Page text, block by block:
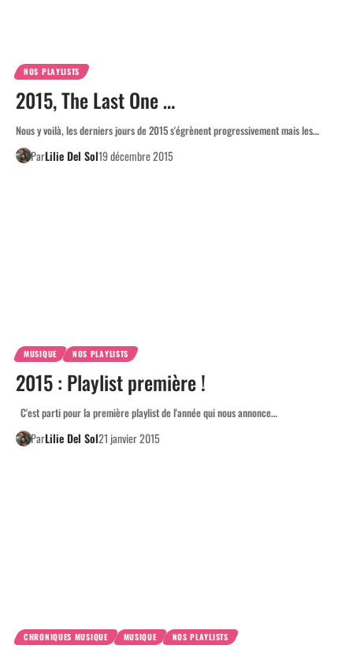
NOS PLAYLISTS
2015, The Last One …
Nous y voilà, les derniers jours de 2015 s'égrènent progressivement mais les…
ParLilie Del Sol19 décembre 2015
MUSIQUE NOS PLAYLISTS
2015 : Playlist première !
C'est parti pour la première playlist de l'année qui nous annonce…
ParLilie Del Sol21 janvier 2015
CHRONIQUES MUSIQUE MUSIQUE NOS PLAYLISTS